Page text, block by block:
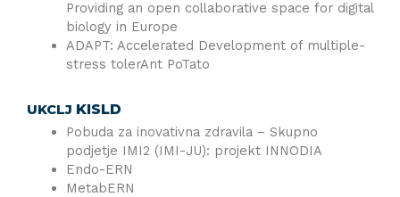
Providing an open collaborative space for digital
biology in Europe
ADAPT: Accelerated Development of multiple-
stress tolerAnt PoTato
UKCLJ KISLD
Pobuda za inovativna zdravila – Skupno
podjetje IMI2 (IMI-JU): projekt INNODIA
Endo-ERN
MetabERN